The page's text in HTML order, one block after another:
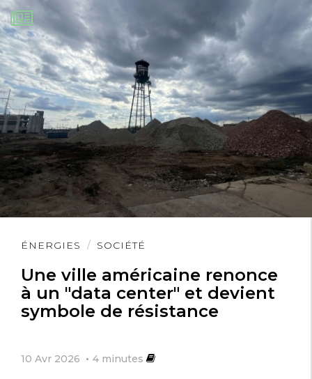
ÉNERGIES SOCIÉTÉ
Une ville américaine renonce
à un "data center" et devient
symbole de résistance
10 Avr 2026 4 minutes
Lire